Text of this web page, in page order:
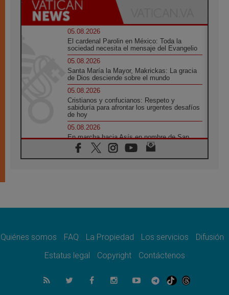
05.08.2026
El cardenal Parolin en México: Toda la
sociedad necesita el mensaje del Evangelio
05.08.2026
Santa María la Mayor, Makrickas: La gracia
de Dios desciende sobre el mundo
05.08.2026
Cristianos y confucianos: Respeto y
sabiduría para afrontar los urgentes desafíos
de hoy
05.08.2026
En marcha hacia Asís en nombre de San
Francisco, a la espera de León
05.08.2026
quienes bendicen la guerra
Ucrania: Ataque masivo en Kyiv durante la
noche
05.08.2026
Colombo: "La visita del Papa a Argentina
Quiénes somos FAQ La Propiedad Los servicios
Difusión
Estatus legal
Copyright Contáctenos